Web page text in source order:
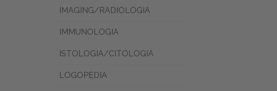
IMAGING/RADIOLOGIA
IMMUNOLOGIA
ISTOLOGIA/CITOLOGIA
LOGOPEDIA